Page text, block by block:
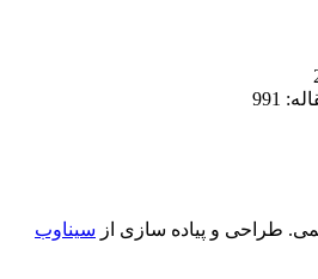
991
طراحی و پیاده سازی از سیناوب